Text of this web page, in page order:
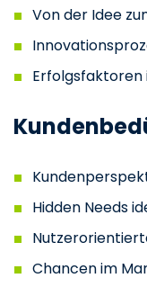
Von der Idee
Hidden Needs
Chancen im